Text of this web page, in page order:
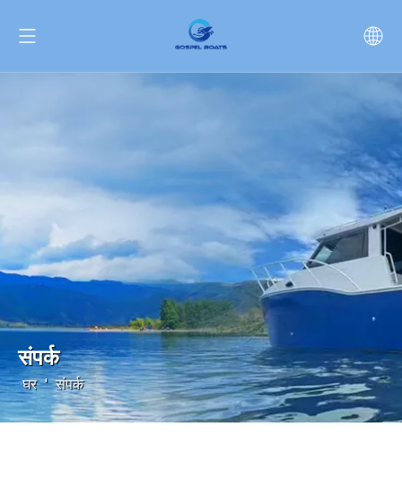
संपर्क
घर ' संपर्क